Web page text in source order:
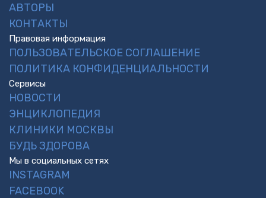
АВТОРЫ
КОНТАКТЫ
Правовая информация
ПОЛЬЗОВАТЕЛЬСКОЕ СОГЛАШЕНИЕ
ПОЛИТИКА КОНФИДЕНЦИАЛЬНОСТИ
Сервисы
НОВОСТИ
ЭНЦИКЛОПЕДИЯ
КЛИНИКИ МОСКВЫ
БУДЬ ЗДОРОВА
Мы в социальных сетях
INSTAGRAM
FACEBOOK